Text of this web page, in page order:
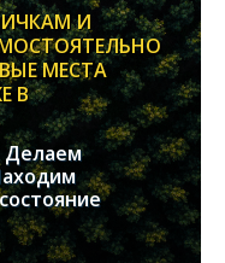
И
МЕСТА
В
Делаем